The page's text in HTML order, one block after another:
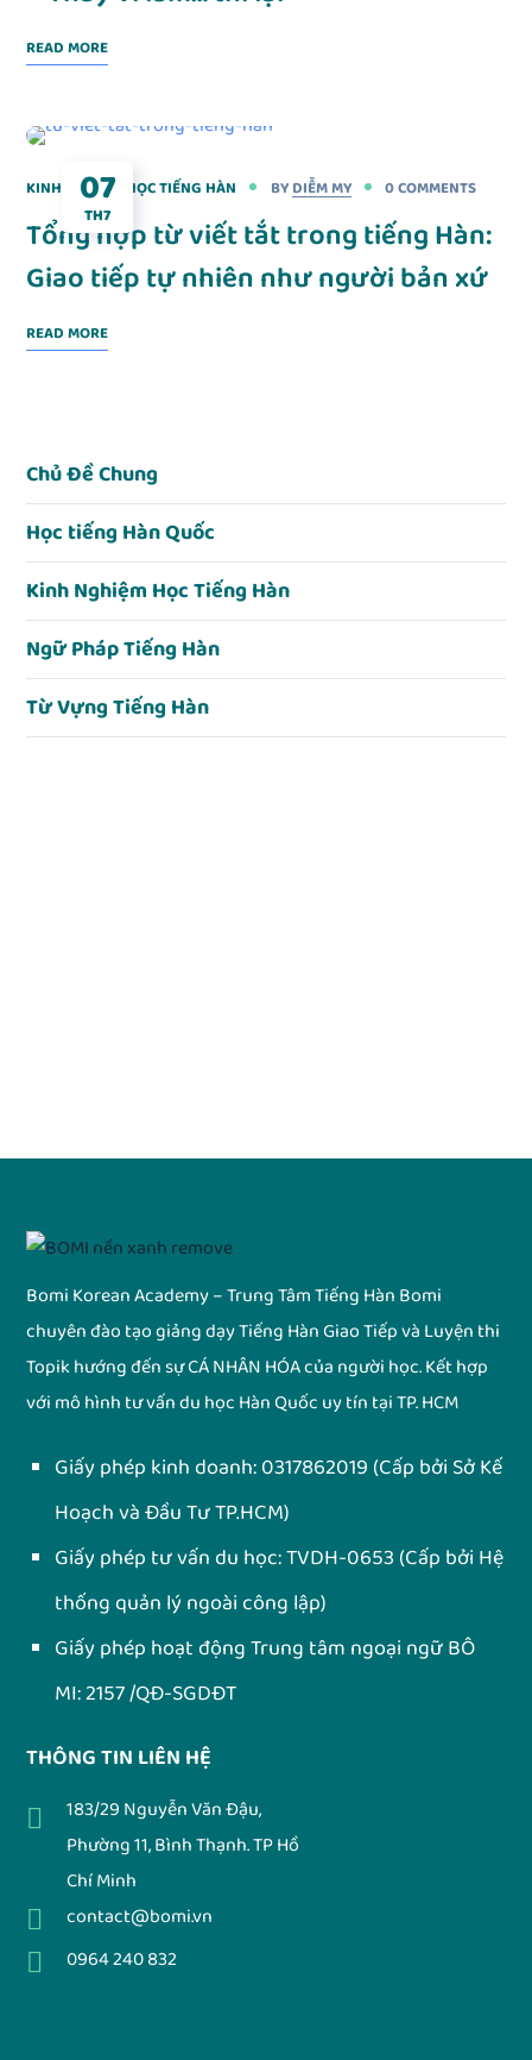
READ MORE
07
TH7
KINH NGHIỆM HỌC TIẾNG HÀN BY DIỄM MY 0 COMMENTS
Tổng hợp từ viết tắt trong tiếng Hàn:
Giao tiếp tự nhiên như người bản xứ
READ MORE
Chủ Đề Chung
Học tiếng Hàn Quốc
Kinh Nghiệm Học Tiếng Hàn
Ngữ Pháp Tiếng Hàn
Từ Vựng Tiếng Hàn
Bomi Korean Academy – Trung Tâm Tiếng Hàn Bomi
chuyên đào tạo giảng dạy Tiếng Hàn Giao Tiếp và Luyện thi
Topik hướng đến sự CÁ NHÂN HÓA của người học. Kết hợp
với mô hình tư vấn du học Hàn Quốc uy tín tại TP. HCM
Giấy phép kinh doanh:0317862019 (Cấp bởi Sở Kế
Hoạch và Đầu Tư TP.HCM)
Giấy phép tư vấn du học:TVDH-0653 (Cấp bởi Hệ
thống quản lý ngoài công lập)
Giấy phép hoạt động Trung tâm ngoại ngữ BÔ
MI: 2157 /QĐ-SGDĐT
THÔNG TIN LIÊN HỆ
183/29 Nguyễn Văn Đậu,
Phường 11, Bình Thạnh. TP Hồ
Chí Minh
contact@bomi.vn
0964 240 832